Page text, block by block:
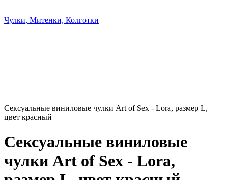
Чулки, Митенки, Колготки
Сексуальные виниловые чулки Art of Sex - Lora, размер L,
цвет красный
Сексуальные виниловые
чулки Art of Sex - Lora,